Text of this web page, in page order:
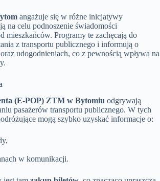
angażuje się w różne inicjatywy
na celu podnoszenie świadomości
mieszkańców. Programy te zachęcają do
z transportu publicznego i informują o
udogodnieniach, co z pewnością wpływa na
(E-POP) ZTM w Bytomiu odgrywają
pasażerów transportu publicznego. W tych
mogą szybko uzyskać informacje o:
w komunikacji.